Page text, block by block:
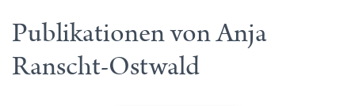
Publikationen von Anja
Ranscht-Ostwald